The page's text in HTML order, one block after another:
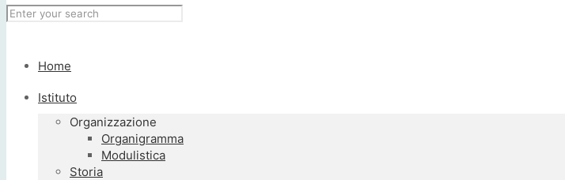
Home
Istituto
Organizzazione
Organigramma
Modulistica
Storia